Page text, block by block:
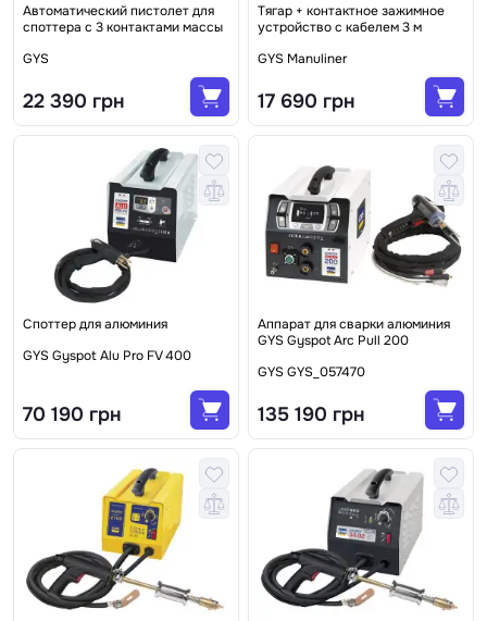
Автоматический пистолет для
споттера с 3 контактами массы
GYS
22 390 грн
Тягар + контактное зажимное
устройство с кабелем 3 м
GYS Manuliner
17 690 грн
Споттер для алюминия
GYS Gyspot Alu Pro FV 400
70 190 грн
Аппарат для сварки алюминия
GYS Gyspot Arc Pull 200
GYS GYS_057470
135 190 грн